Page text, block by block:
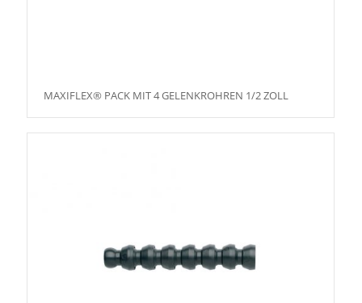
MAXIFLEX® PACK MIT 4 GELENKROHREN 1/2 ZOLL